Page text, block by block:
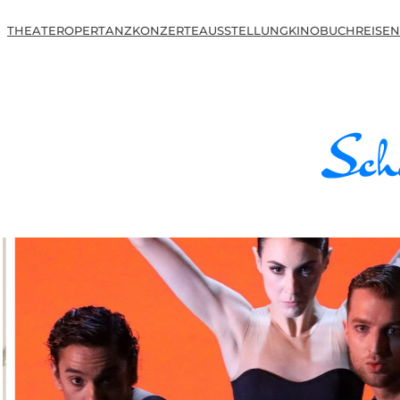
THEATEROPERTANZKONZERTEAUSSTELLUNGKINOBUCHREISEN